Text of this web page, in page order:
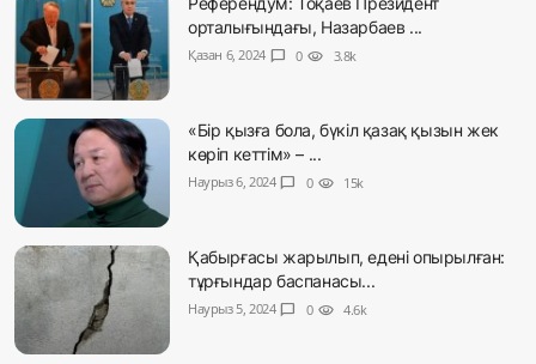
орталығындағы, Назарбаев ...
Қазан 6, 2024 chat_bubble 0 visibility 3.8k
«Бір қызға бола, бүкіл қазақ қызын жек
көріп кеттім» – ...
Наурыз 6, 2024 chat_bubble 0 visibility 15k
Қабырғасы жарылып, едені опырылған:
тұрғындар баспанасы...
Наурыз 5, 2024 chat_bubble 0 visibility 4.6k